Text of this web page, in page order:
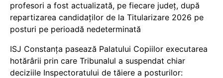
profesori a fost actualizată, pe fiecare județ, după
repartizarea candidaților de la Titularizare 2026 pe
posturi pe perioadă nedeterminată
ISJ Constanța pasează Palatului Copiilor executarea
hotărârii prin care Tribunalul a suspendat chiar
deciziile Inspectoratului de tăiere a posturilor: